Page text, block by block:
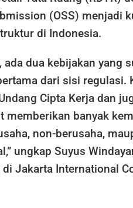
(OSS) menjadi
di Indonesia.
ada dua kebijakan yang
dari sisi regulasi.
Cipta Kerja dan
memberikan banyak
non-berusaha,
ungkap Suyus
Jakarta International